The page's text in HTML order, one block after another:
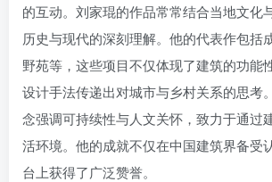
的互动。刘家琨的作品常常结合当地文化
历史与现代的深刻理解。他的代表作包括
野苑等，这些项目不仅体现了建筑的功能
设计手法传递出对城市与乡村关系的思考
念强调可持续性与人文关怀，致力于通过
活环境。他的成就不仅在中国建筑界备受
台上获得了广泛赞誉。